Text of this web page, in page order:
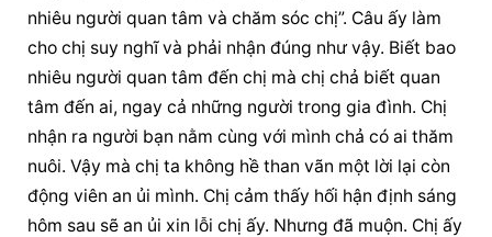
nhiêu người quan tâm và chăm sóc chị”. Câu ấy làm
cho chị suy nghĩ và phải nhận đúng như vậy. Biết bao
nhiêu người quan tâm đến chị mà chị chả biết quan
tâm đến ai, ngay cả những người trong gia đình. Chị
nhận ra người bạn nằm cùng với mình chả có ai thăm
nuôi. Vậy mà chị ta không hề than vãn một lời lại còn
động viên an ủi mình. Chị cảm thấy hối hận định sáng
hôm sau sẽ an ủi xin lỗi chị ấy. Nhưng đã muộn. Chị ấy